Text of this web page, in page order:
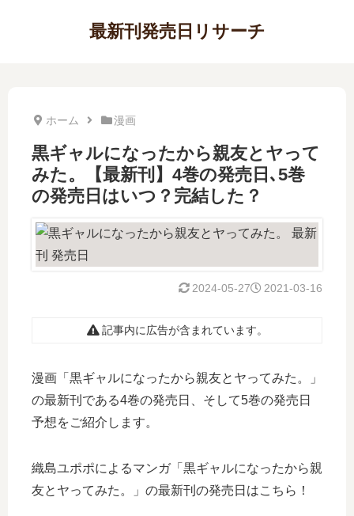
最新刊発売日リサーチ
ホーム 漫画
黒ギャルになったから親友とヤって
みた。【最新刊】4巻の発売日､5巻
の発売日はいつ？完結した？
2021-03-16
2024-05-27
記事内に広告が含まれています。
漫画「黒ギャルになったから親友とヤってみた。」
の最新刊である4巻の発売日、そして5巻の発売日
予想をご紹介します。
織島ユポポによるマンガ「黒ギャルになったから親
友とヤってみた。」の最新刊の発売日はこちら！